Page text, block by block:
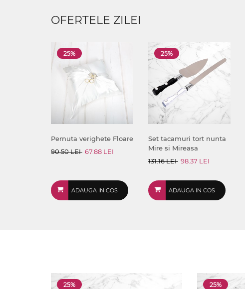
OFERTELE ZILEI
25%
Pernuta verighete Floare
90.50 LEI 67.88 LEI
ADAUGA IN COS
25%
Set tacamuri tort nunta
Mire si Mireasa
131.16 LEI 98.37 LEI
ADAUGA IN COS
25% 25%